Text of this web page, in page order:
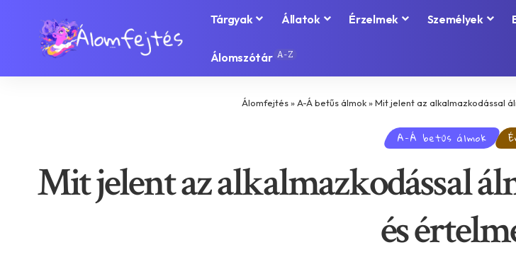
Tárgyak Állatok Érzelmek Személyek
Álomszótár A-Z
Álomfejtés»A-Á betűs álmok»Mit jelent az alkalmazkodással
A-Á betűs álmok
Mit jelent az alkalmazkodással
és